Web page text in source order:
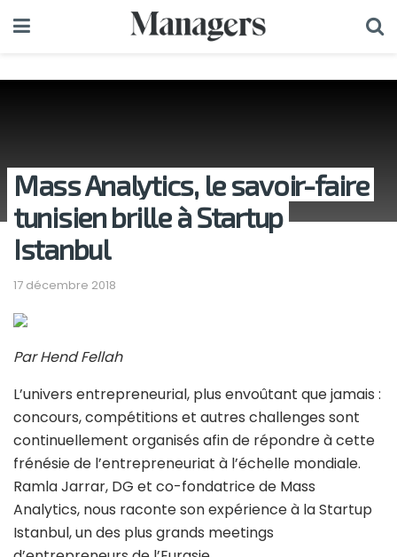
Mass Analytics, le savoir-faire
tunisien brille à Startup
Istanbul
17 décembre 2018
Par Hend Fellah
L’univers entrepreneurial, plus envoûtant que jamais :
concours, compétitions et autres challenges sont
continuellement organisés afin de répondre à cette
frénésie de l’entrepreneuriat à l’échelle mondiale.
Ramla Jarrar, DG et co-fondatrice de Mass
Analytics, nous raconte son expérience à la Startup
Istanbul, un des plus grands meetings